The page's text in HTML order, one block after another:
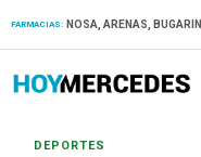
FARMACIAS: NOSA, ARENAS, BUGARIN